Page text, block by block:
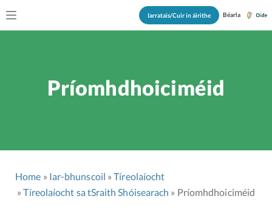
Iarratais/Cuir in áirithe Béarla
Príomhdhoiciméid
Home Iar-bhunscoil
Tíreolaíocht
Tíreolaíocht sa tSraith Shóisearach
Príomhdhoiciméid